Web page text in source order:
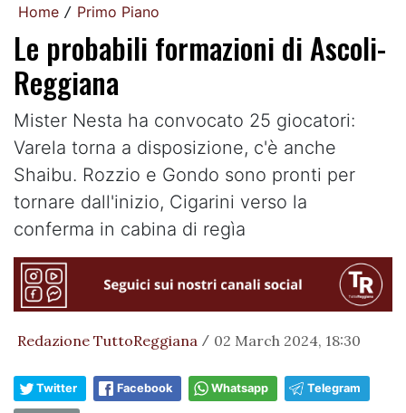
Home / Primo Piano
Le probabili formazioni di Ascoli-
Reggiana
Mister Nesta ha convocato 25 giocatori:
Varela torna a disposizione, c'è anche
Shaibu. Rozzio e Gondo sono pronti per
tornare dall'inizio, Cigarini verso la
conferma in cabina di regìa
Redazione TuttoReggiana / 02 March 2024, 18:30
Twitter Facebook Whatsapp Telegram